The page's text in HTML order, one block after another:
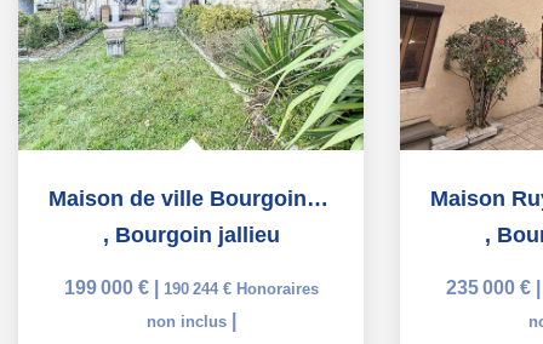
Maison de ville Bourgoin-Jallieu
, Bourgoin jallieu
199 000 € 190 244 € Honoraires
non inclus
,
235 000 €